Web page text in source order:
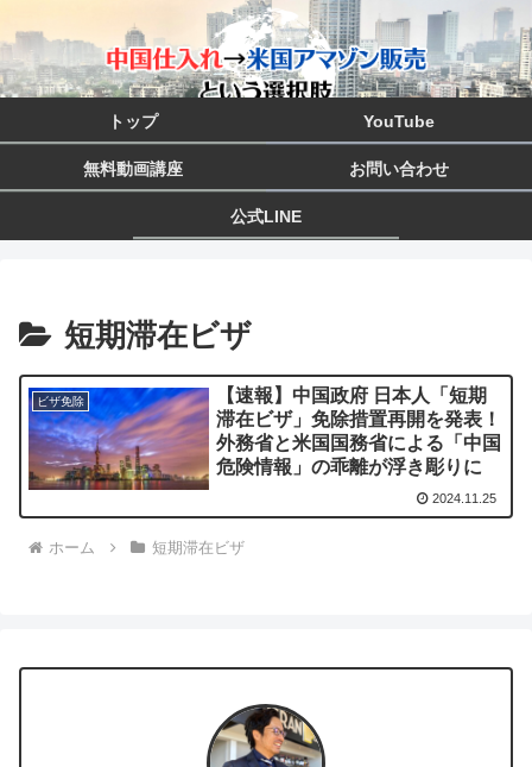
トップ YouTube
無料動画講座 お問い合わせ
公式LINE
短期滞在ビザ
ビザ免除
【速報】中国政府 日本人「短期
滞在ビザ」免除措置再開を発表！
外務省と米国国務省による「中国
危険情報」の乖離が浮き彫りに
2024.11.25
ホーム 短期滞在ビザ